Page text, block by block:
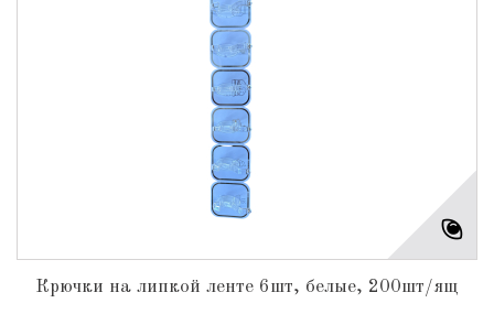
Крючки на липкой ленте 6шт, белые, 200шт/ящ